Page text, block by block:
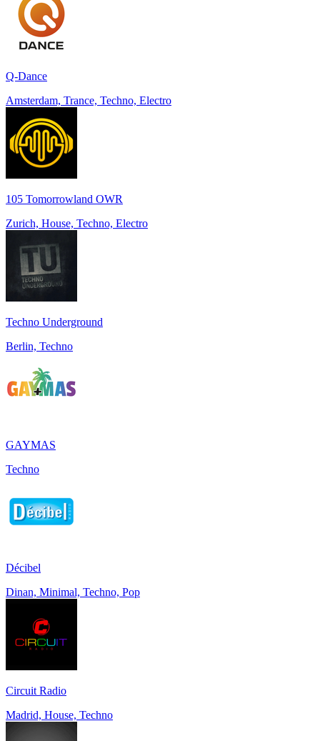
Q-Dance
Amsterdam, Trance, Techno, Electro
105 Tomorrowland OWR
Zurich, House, Techno, Electro
Techno Underground
Berlin, Techno
GAYMAS
Techno
Décibel
Dinan, Minimal, Techno, Pop
Circuit Radio
Madrid, House, Techno